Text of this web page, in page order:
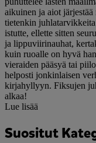
aikuinen ja aiot
tietenkin
istutte, ellette sitten
ja lippuviirinauhat,
kuin ruoalle on hyvä
vieraiden pääsyä tai
helposti jonkinlaisen
kirjahyllyyn. Fiksujen
alkaa!
Lue lisää
Suositut